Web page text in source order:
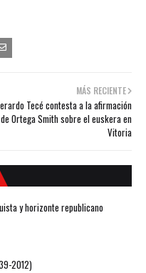
MÁS RECIENTE
Tecé contesta a la afirmación
de Ortega Smith sobre el euskera en
Vitoria
y horizonte republicano
2012)